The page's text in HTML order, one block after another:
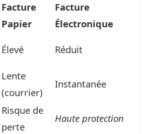
Facture
Papier
Facture
Électronique
Élevé Réduit
Lente
(courrier)
Instantanée
Risque de
perte
Haute protection